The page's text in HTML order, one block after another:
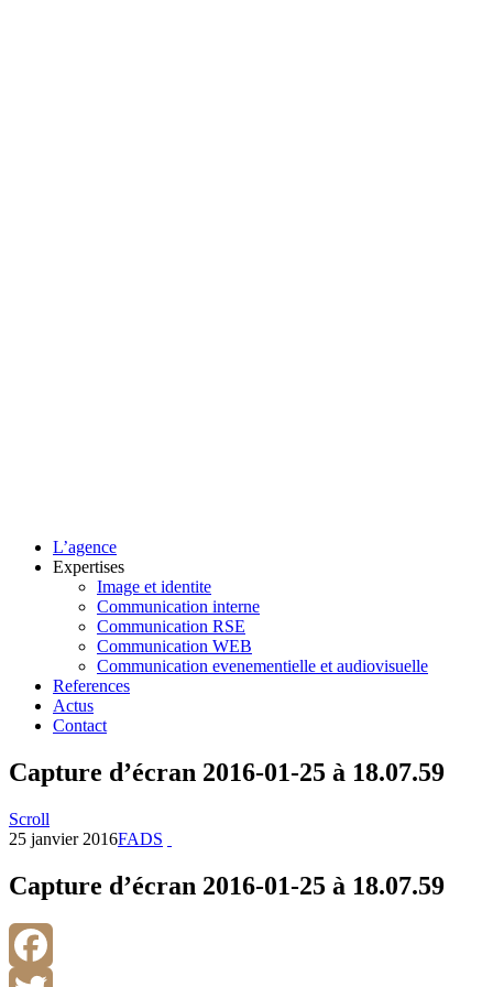
L’agence
Expertises
Image et identite
Communication interne
Communication RSE
Communication WEB
Communication evenementielle et audiovisuelle
References
Actus
Contact
Capture d’écran 2016-01-25 à 18.07.59
Scroll
25 janvier 2016FADS
Capture d’écran 2016-01-25 à 18.07.59